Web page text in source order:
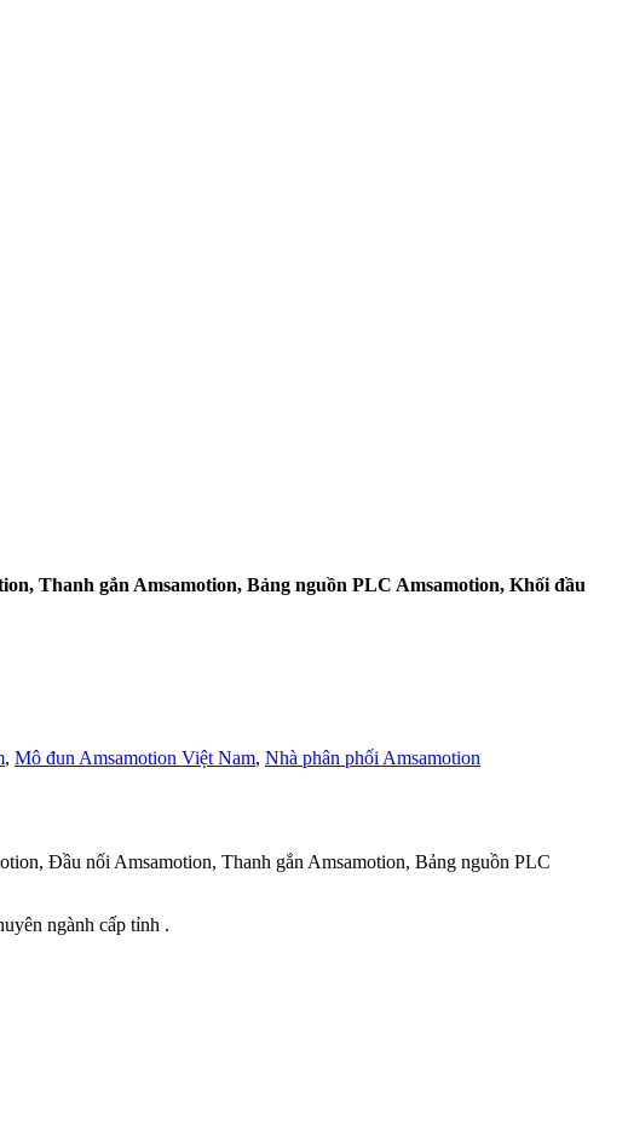
Thanh gắn Amsamotion, Bảng nguồn PLC Amsamotion, Khối đầu
, Mô đun Amsamotion Việt Nam, Nhà phân phối Amsamotion
Đầu nối Amsamotion, Thanh gắn Amsamotion, Bảng nguồn PLC
ngành cấp tỉnh .